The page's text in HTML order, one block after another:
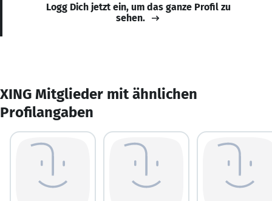
Logg Dich jetzt ein, um das ganze Profil zu
sehen.
XING Mitglieder mit ähnlichen
Profilangaben